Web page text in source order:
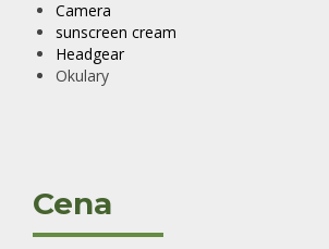
Camera
sunscreen cream
Headgear
Okulary
Cena